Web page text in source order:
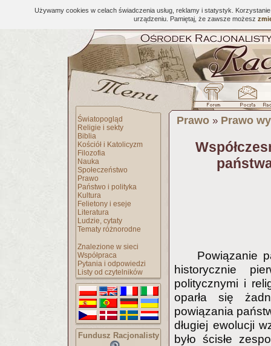
Używamy cookies w celach świadczenia usług, reklamy i statystyk.
urządzeniu. Pamiętaj, że zawsze możesz
Światopogląd
Religie i sekty
Biblia
Kościół i Katolicyzm
Filozofia
Nauka
Społeczeństwo
Prawo
Państwo i polityka
Kultura
Felietony i eseje
Literatura
Ludzie, cytaty
Tematy różnorodne
Znalezione w sieci
Współpraca
Pytania i odpowiedzi
Listy od czytelników
Fundusz Racjonalisty
Prawo » Prawo
Powiązanie
historycznie
politycznymi i
oparła się
powiązania
długiej ewolucji
było ścisłe